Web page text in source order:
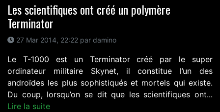
Les scientifiques ont créé un polymère
Terminator
27 Mar 2014, 22:22 par damino
Le T-1000 est un Terminator créé par le super
ordinateur militaire Skynet, il constitue l’un des
androïdes les plus sophistiqués et mortels qui existe.
Du coup, lorsqu’on se dit que les scientifiques ont...
Lire la suite